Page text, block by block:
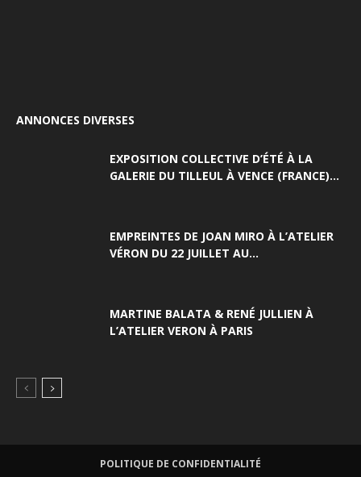
ANNONCES DIVERSES
EXPOSITION COLLECTIVE D’ÉTÉ À LA
GALERIE DU TILLEUL À VENCE (FRANCE)...
EMPREINTES DE JOAN MIRO À L’ATELIER
VÉRON DU 22 JUILLET AU...
MARTINE BALATA & RENÉ JULLIEN À
L’ATELIER VERON À PARIS
POLITIQUE DE CONFIDENTIALITÉ